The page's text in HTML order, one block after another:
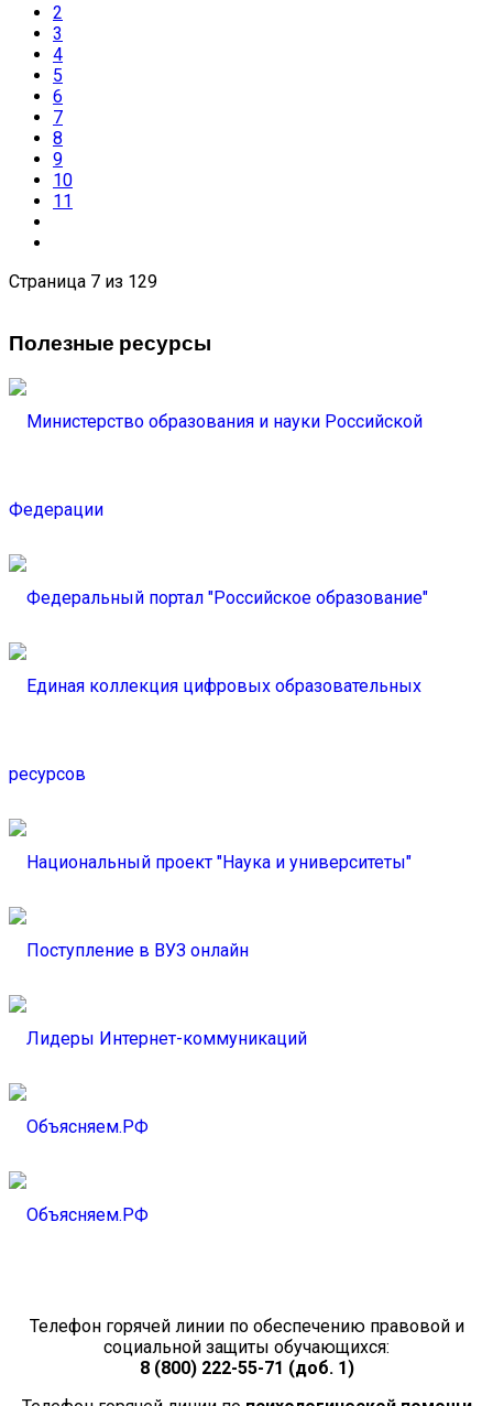
2
3
4
5
6
7
8
9
10
11
Страница 7 из 129
Полезные ресурсы
Телефон горячей линии по обеспечению правовой и
социальной защиты обучающихся:
8 (800) 222-55-71 (доб. 1)